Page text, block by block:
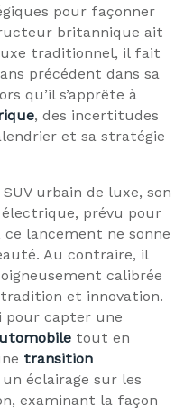
pour façonner
britannique ait
traditionnel, il fait
précédent dans sa
qu’il s’apprête à
, des incertitudes
et sa stratégie
urbain de luxe, son
prévu pour
lancement ne sonne
Au contraire, il
calibrée
et innovation.
pour capter une
tout en
transition
éclairage sur les
examinant la façon